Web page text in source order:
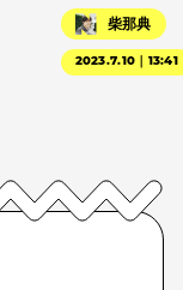
柴那典
2023.7.10｜13:41